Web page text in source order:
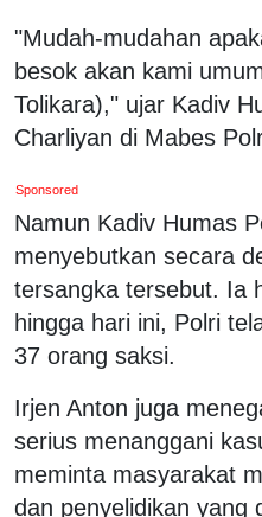
"Mudah-mudahan
besok akan kami
Tolikara)," ujar Kadiv
Charliyan di Mabes
Sponsored
Namun Kadiv Humas
menyebutkan secara
tersangka tersebut. Ia
hingga hari ini, Polri
37 orang saksi.
Irjen Anton juga
serius menanggani
meminta masyarakat
dan penyelidikan yang